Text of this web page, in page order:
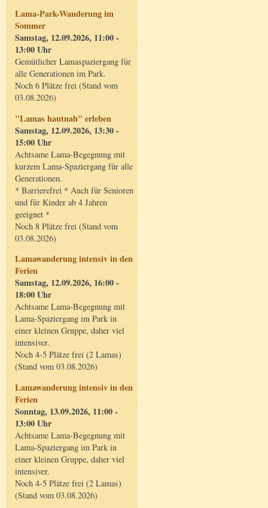
Lama-Park-Wanderung im
Sommer
Samstag, 12.09.2026, 11:00 -
13:00 Uhr
Gemütlicher Lamaspaziergang für
alle Generationen im Park.
Noch 6 Plätze frei (Stand vom
03.08.2026)
"Lamas hautnah" erleben
Samstag, 12.09.2026, 13:30 -
15:00 Uhr
Achtsame Lama-Begegnung mit
kurzem Lama-Spaziergang für alle
Generationen.
* Barrierefrei * Auch für Senioren
und für Kinder ab 4 Jahren
geeignet *
Noch 8 Plätze frei (Stand vom
03.08.2026)
Lamawanderung intensiv in den
Ferien
Samstag, 12.09.2026, 16:00 -
18:00 Uhr
Achtsame Lama-Begegnung mit
Lama-Spaziergang im Park in
einer kleinen Gruppe, daher viel
intensiver.
Noch 4-5 Plätze frei (2 Lamas)
(Stand vom 03.08.2026)
Lamawanderung intensiv in den
Ferien
Sonntag, 13.09.2026, 11:00 -
13:00 Uhr
Achtsame Lama-Begegnung mit
Lama-Spaziergang im Park in
einer kleinen Gruppe, daher viel
intensiver.
Noch 4-5 Plätze frei (2 Lamas)
(Stand vom 03.08.2026)